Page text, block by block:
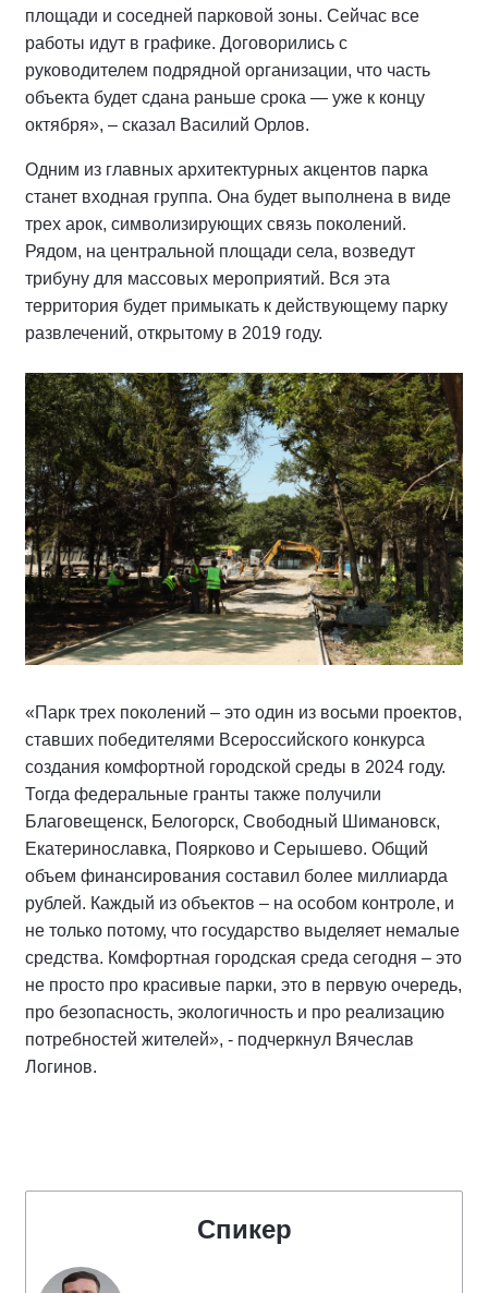
площади и соседней парковой зоны. Сейчас все
работы идут в графике. Договорились с
руководителем подрядной организации, что часть
объекта будет сдана раньше срока — уже к концу
октября», – сказал Василий Орлов.
Одним из главных архитектурных акцентов парка
станет входная группа. Она будет выполнена в виде
трех арок, символизирующих связь поколений.
Рядом, на центральной площади села, возведут
трибуну для массовых мероприятий. Вся эта
территория будет примыкать к действующему парку
развлечений, открытому в 2019 году.
«Парк трех поколений – это один из восьми проектов,
ставших победителями Всероссийского конкурса
создания комфортной городской среды в 2024 году.
Тогда федеральные гранты также получили
Благовещенск, Белогорск, Свободный Шимановск,
Екатеринославка, Поярково и Серышево. Общий
объем финансирования составил более миллиарда
рублей. Каждый из объектов – на особом контроле, и
не только потому, что государство выделяет немалые
средства. Комфортная городская среда сегодня – это
не просто про красивые парки, это в первую очередь,
про безопасность, экологичность и про реализацию
потребностей жителей», - подчеркнул Вячеслав
Логинов.
Спикер